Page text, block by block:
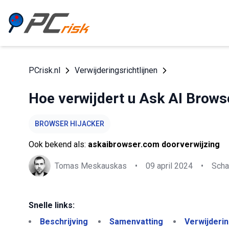
PCrisk.nl Verwijderingsrichtlijnen
Hoe verwijdert u Ask AI
BROWSER HIJACKER
Ook bekend als: askaibrowser.com doorverwijzing
Tomas Meskauskas • 09 april 2024 •
Snelle links:
Beschrijving
Samenvatting